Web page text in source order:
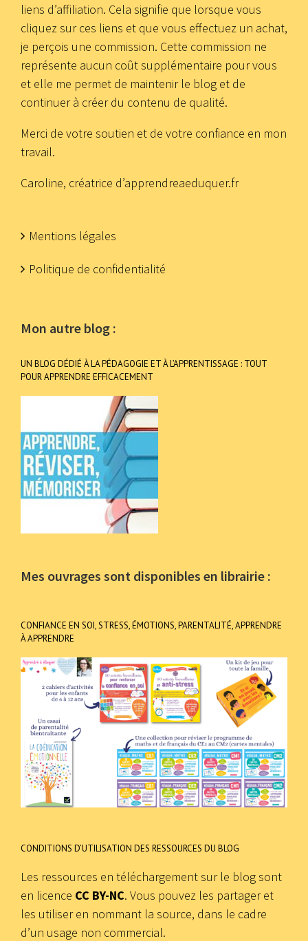
liens d’affiliation. Cela signifie que lorsque vous
cliquez sur ces liens et que vous effectuez un achat,
je perçois une commission. Cette commission ne
représente aucun coût supplémentaire pour vous
et elle me permet de maintenir le blog et de
continuer à créer du contenu de qualité.
Merci de votre soutien et de votre confiance en mon
travail.
Caroline, créatrice d’apprendreaeduquer.fr
Mentions légales
Politique de confidentialité
Mon autre blog :
UN BLOG DÉDIÉ À LA PÉDAGOGIE ET À L’APPRENTISSAGE : TOUT
POUR APPRENDRE EFFICACEMENT
Mes ouvrages sont disponibles en librairie :
CONFIANCE EN SOI, STRESS, ÉMOTIONS, PARENTALITÉ, APPRENDRE
À APPRENDRE
CONDITIONS D’UTILISATION DES RESSOURCES DU BLOG
Les ressources en téléchargement sur le blog sont
en licence CC BY-NC. Vous pouvez les partager et
les utiliser en nommant la source, dans le cadre
d’un usage non commercial.